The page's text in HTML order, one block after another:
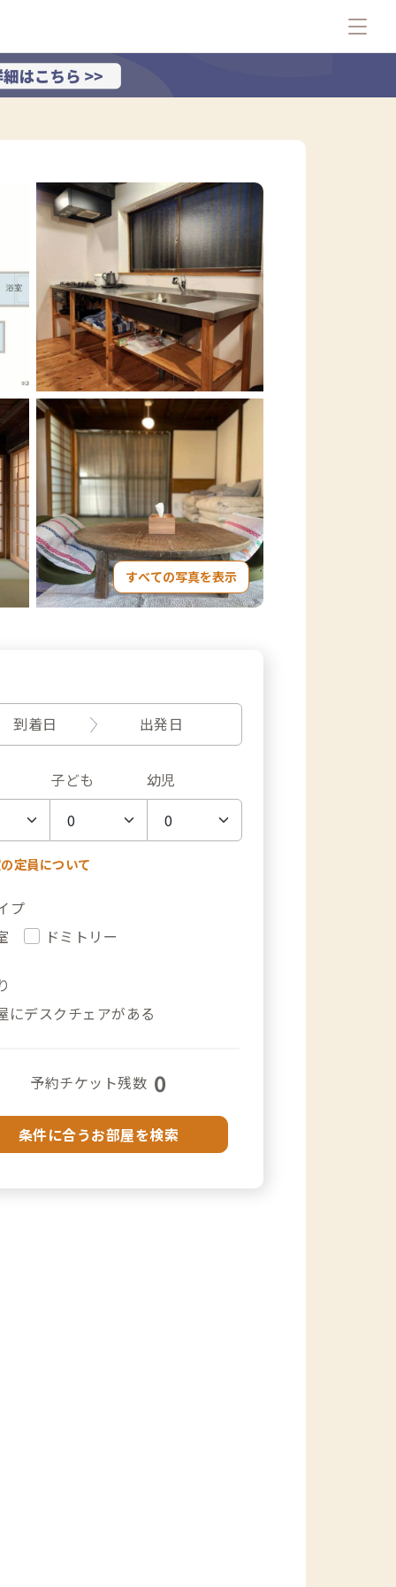
すべての写真を表示
到着日 出発日
子ども 幼児
定員について
プ
ドミトリー
にデスクチェアがある
予約チケット残数 0
条件に合うお部屋を検索